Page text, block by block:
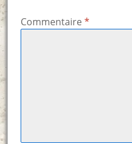
Commentaire *